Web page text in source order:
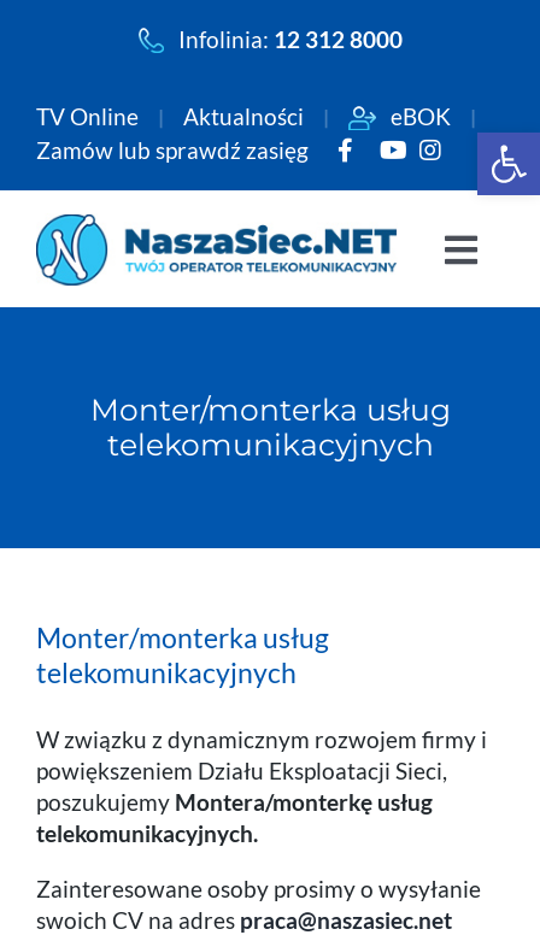
Infolinia: 12 312 8000
TV Online Aktualności
eBOK
Zamów lub sprawdź zasięg
Internet
Komórka
Monter/monterka usług
telekomunikacyjnych
Monter/monterka usług
telekomunikacyjnych
W związku z dynamicznym rozwojem firmy i
powiększeniem Działu Eksploatacji Sieci,
poszukujemy Montera/monterkę usług
telekomunikacyjnych.
Zainteresowane osoby prosimy o wysyłanie
swoich CV na adres praca@naszasiec.net